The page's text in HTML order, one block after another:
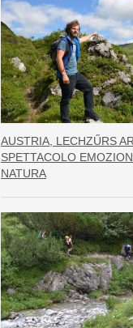
AUSTRIA, LECHZŰRS
SPETTACOLO
NATURA